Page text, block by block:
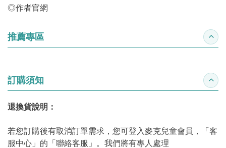
◎作者官網
推薦專區 收合
訂購須知 收合
退換貨說明：
若您訂購後有取消訂單需求，您可登入麥克兒童會員，「客
服中心」的「聯絡客服」。我們將有專人處理